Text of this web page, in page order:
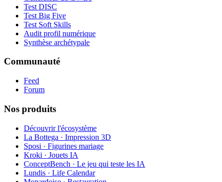
Test DISC
Test Big Five
Test Soft Skills
Audit profil numérique
Synthèse archétypale
Communauté
Feed
Forum
Nos produits
Découvrir l'écosystème
La Bottega · Impression 3D
Sposi · Figurines mariage
Kroki · Jouets IA
ConceptBench · Le jeu qui teste les IA
Lundis · Life Calendar